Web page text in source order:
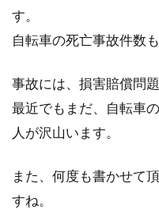
す。
自転車の死亡事故件数
事故には、損害賠償問
最近でもまだ、自転車
人が沢山います。
また、何度も書かせて
すね。